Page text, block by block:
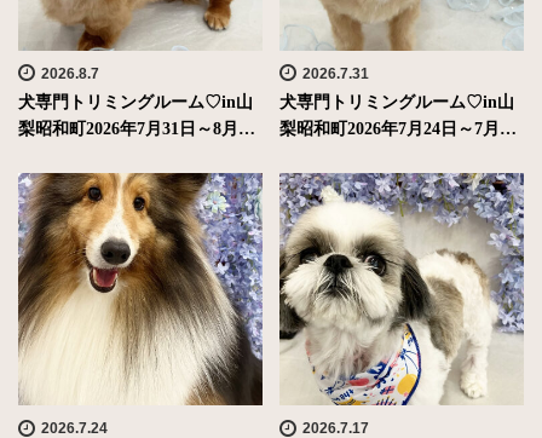
2026.8.7
犬専門トリミングルーム♡in山
梨昭和町2026年7月31日～8月…
2026.7.31
犬専門トリミングルーム♡in山
梨昭和町2026年7月24日～7月…
2026.7.24 2026.7.17